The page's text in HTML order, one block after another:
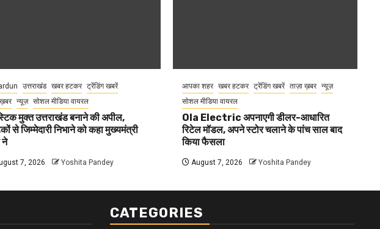
उत्तराखंड खबर हटकर ट्रेंडिंग खबरें
न्यूज़ सोशल मीडिया वायरल
मुक्त उत्तराखंड बनाने की अपील,
से जिम्मेदारी निभाने को कहा मुख्यमंत्री
ने
7, 2026 Yoshita Pandey
आपका शहर खबर हटकर ट्रेंडिंग खबरें ताज़ा ख़बर
न्यूज़
सोशल मीडिया वायरल
Ola Electric अपनाएगी डीलर-आधारित
रिटेल मॉडल, अपने स्टोर चलाने के पांच साल बाद
किया फैसला
August 7, 2026 Yoshita Pandey
CATEGORIES